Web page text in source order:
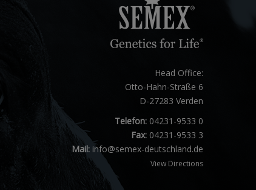
Head Office:
Otto-Hahn-Straße 6
D-27283 Verden
Telefon:04231-9533 0
Fax:04231-9533 3
Mail: info@semex-deutschland.de
View Directions